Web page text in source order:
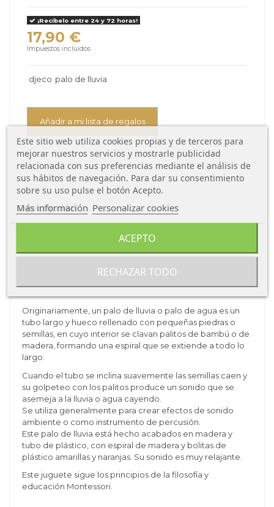
¡Recíbelo entre 24 y 72 horas!
17,90 €
Impuestos incluidos
djeco palo de lluvia
Añadir a mi lista de regalos
Descripción
Originariamente, un palo de lluvia o palo de agua es un
tubo largo y hueco rellenado con pequeñas piedras o
semillas, en cuyo interior se clavan palitos de bambú o de
madera, formando una espiral que se extiende a todo lo
largo.
Cuando el tubo se inclina suavemente las semillas caen y
su golpeteo con los palitos produce un sonido que se
asemeja a la lluvia o agua cayendo.
Se utiliza generalmente para crear efectos de sonido
ambiente o como instrumento de percusión.
Este palo de lluvia está hecho acabados en madera y
tubo de plástico, con espiral de madera y bolitas de
plástico amarillas y naranjas. Su sonido es muy relajante.
Este juguete sigue los principios de la filosofía y
educación Montessori.
Este sitio web utiliza cookies propias y de terceros para
mejorar nuestros servicios y mostrarle publicidad
relacionada con sus preferencias mediante el análisis de
sus hábitos de navegación. Para dar su consentimiento
sobre su uso pulse el botón Acepto.
Más información Personalizar cookies
RECHAZAR TODO
ACEPTO